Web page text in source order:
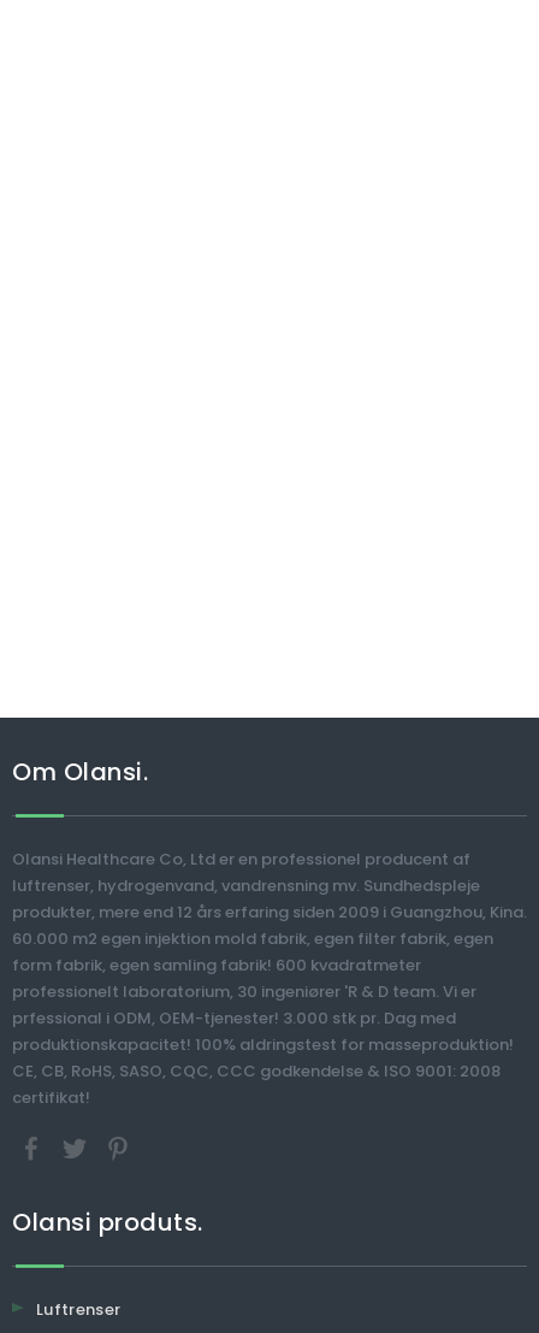
Om Olansi.
Olansi Healthcare Co, Ltd er en professionel producent af
luftrenser, hydrogenvand, vandrensning mv. Sundhedspleje
produkter, mere end 12 års erfaring siden 2009 i Guangzhou, Kina.
60.000 m2 egen injektion mold fabrik, egen filter fabrik, egen
form fabrik, egen samling fabrik! 600 kvadratmeter
professionelt laboratorium, 30 ingeniører 'R & D team. Vi er
prfessional i ODM, OEM-tjenester! 3.000 stk pr. Dag med
produktionskapacitet! 100% aldringstest for masseproduktion!
CE, CB, RoHS, SASO, CQC, CCC godkendelse & ISO 9001: 2008
certifikat!
Olansi produts.
Luftrenser